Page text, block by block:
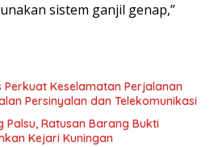
sistem ganjil genap,”
Perkuat Keselamatan Perjalanan
Persinyalan dan Telekomunikasi
Palsu, Ratusan Barang Bukti
Kejari Kuningan